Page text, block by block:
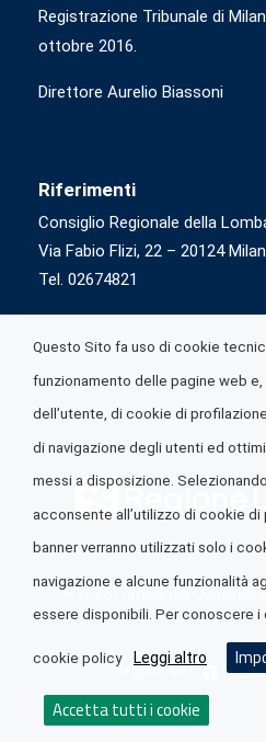
Registrazione Tribunale di
ottobre 2016.
Direttore Aurelio Biassoni
Riferimenti
Consiglio Regionale della
Via Fabio Flizi, 22 – 20124
Tel. 02674821
© 2026 Lombardia
Seguici su
Questo Sito fa uso di cookie
funzionamento delle pagine web
dell’utente, di cookie di
di navigazione degli utenti ed
messi a disposizione.
acconsente all’utilizzo di cookie di
banner verranno utilizzati solo i
navigazione e alcune funzionalità
essere disponibili. Per conoscere
cookie policy Leggi altro
Accetta tutti i cookie